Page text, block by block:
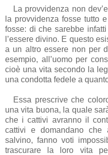
La provvidenza non
la provvidenza fosse tutto
fosse: di che sarebbe
l’essere divino. E questo
a un altro essere non per
esempio, all’uomo per
cioè una vita secondo la
una condotta fedele a
Essa prescrive che
una vita buona, la quale
che i cattivi avranno il
cattivi e domandano che
salvino, fanno voti
trascurare la loro vita